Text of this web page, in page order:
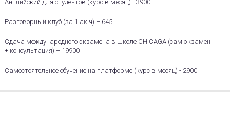
Английский для студентов (курс в месяц) - 3900
Разговорный клуб (за 1 ак ч) – 645
Сдача международного экзамена в школе CHICAGA (сам экзамен
+ консультация) – 19900
Самостоятельное обучение на платформе (курс в месяц) - 2900